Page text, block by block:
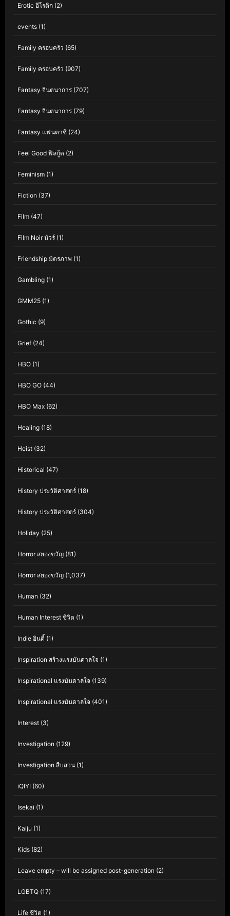
Erotic อีโรติก (2)
events (1)
Family ครอบครัว (65)
Family ครอบครัว (907)
Fantasy จินตนาการ (707)
Fantasy จินตนาการ (79)
Fantasy แฟนตาซี (24)
Feel Good ฟีลกู้ด (2)
Feminism (1)
Fiction (37)
Film (47)
Film Noir นัวร์ (1)
Friendship มิตรภาพ (1)
Gambling (1)
GMM25 (1)
Gothic (9)
Grief (24)
HBO (1)
HBO GO (44)
HBO Max (62)
Healing (18)
Heist (32)
Historical (47)
History ประวัติศาสตร์ (18)
History ประวัติศาสตร์ (304)
Holiday (25)
Horror สยองขวัญ (81)
Horror สยองขวัญ (1,037)
Human (32)
Human Interest ชีวิต (1)
Indie อินดี้ (1)
Inspiration สร้างแรงบันดาลใจ (1)
Inspirational แรงบันดาลใจ (139)
Inspirational แรงบันดาลใจ (401)
Interest (3)
Investigation (129)
Investigation สืบสวน (1)
iQIYI (60)
Isekai (1)
Kaiju (1)
Kids (82)
Leave empty – will be assigned post-generation (2)
LGBTQ (17)
Life ชีวิต (1)